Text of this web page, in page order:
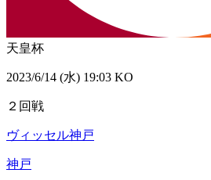
天皇杯
2023/6/14 (水) 19:03 KO
２回戦
ヴィッセル神戸
神戸